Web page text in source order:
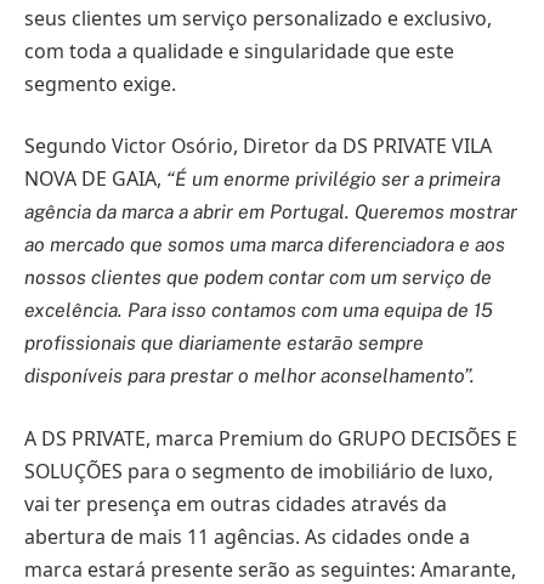
seus clientes um serviço personalizado e exclusivo,
com toda a qualidade e singularidade que este
segmento exige.
Segundo Victor Osório, Diretor da DS PRIVATE VILA
NOVA DE GAIA, “É um enorme privilégio ser a primeira
agência da marca a abrir em Portugal. Queremos mostrar
ao mercado que somos uma marca diferenciadora e aos
nossos clientes que podem contar com um serviço de
excelência. Para isso contamos com uma equipa de 15
profissionais que diariamente estarão sempre
disponíveis para prestar o melhor aconselhamento”.
A DS PRIVATE, marca Premium do GRUPO DECISÕES E
SOLUÇÕES para o segmento de imobiliário de luxo,
vai ter presença em outras cidades através da
abertura de mais 11 agências. As cidades onde a
marca estará presente serão as seguintes: Amarante,